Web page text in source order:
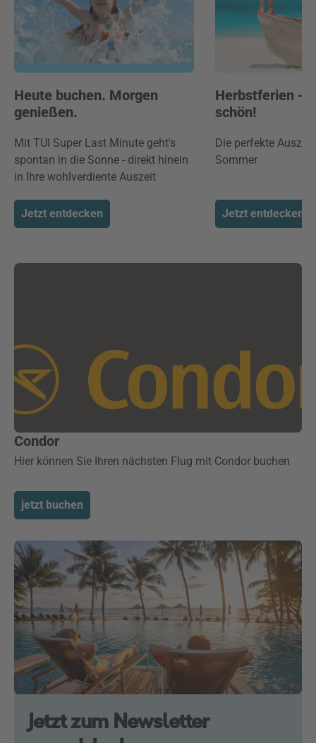
Heute buchen. Morgen
genießen.
Mit TUI Super Last Minute geht's
spontan in die Sonne - direkt hinein
in Ihre wohlverdiente Auszeit
Jetzt entdecken
Herbstferien -
schön!
Die perfekte
Sommer
Jetzt entdecken
Condor
Hier können Sie Ihren nächsten Flug mit Condor buchen
jetzt buchen
Jetzt zum Newsletter